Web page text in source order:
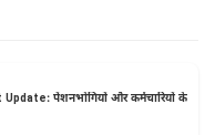
पेंशनभोगियों और कर्मचारियों के